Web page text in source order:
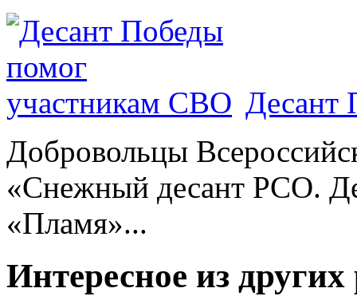
Десант
Добровольцы
«Снежный десант РСО.
«Пламя»...
Интересное из